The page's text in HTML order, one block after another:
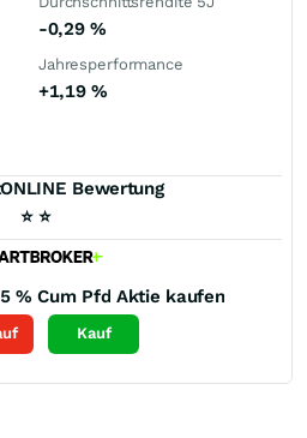
-0,29%
Jahresperformance
+1,19%
Bewertung
⭐ ⭐
% Cum Pfd Aktie kaufen
Kauf